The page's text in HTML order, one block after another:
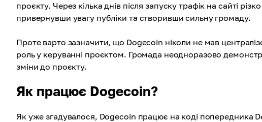
проєкту. Через кілька днів після запуску трафік на сайті
привернувши увагу публіки та створивши сильну громаду.
Проте варто зазначити, що Dogecoin ніколи не мав
роль у керуванні проєктом. Громада неодноразово
зміни до проєкту.
Як працює Dogecoin?
Як уже згадувалося, Dogecoin працює на коді попередника